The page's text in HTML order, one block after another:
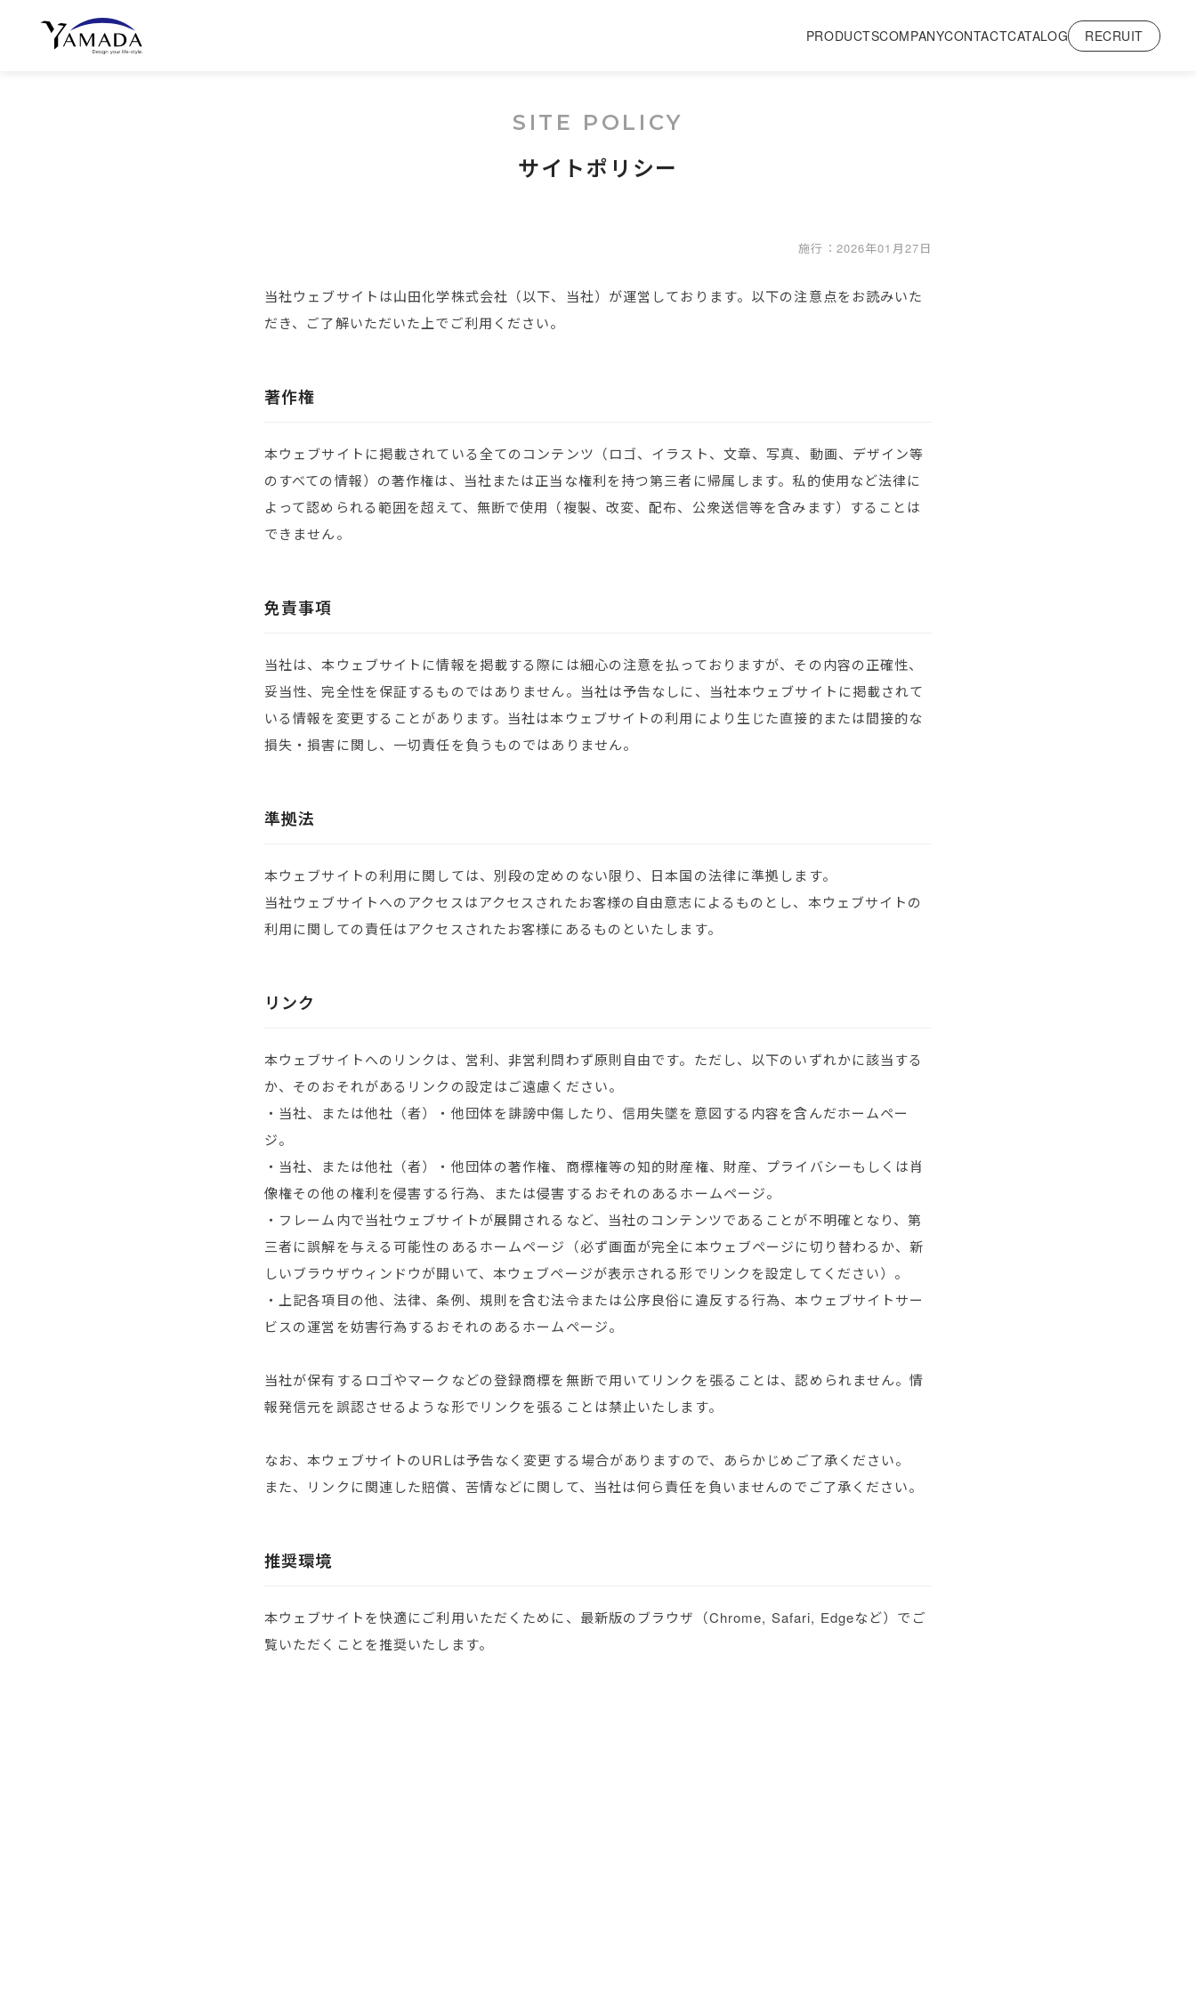
PRODUCTSCOMPANYCONTACTCATALOG RECRUIT
SITE POLICY
サイトポリシー
施行：2026年01月27日
当社ウェブサイトは山田化学株式会社（以下、当社）が運営しております。以下の注意点をお読みいた
だき、ご了解いただいた上でご利用ください。
著作権
本ウェブサイトに掲載されている全てのコンテンツ（ロゴ、イラスト、文章、写真、動画、デザイン等
のすべての情報）の著作権は、当社または正当な権利を持つ第三者に帰属します。私的使用など法律に
よって認められる範囲を超えて、無断で使用（複製、改変、配布、公衆送信等を含みます）することは
できません。
免責事項
当社は、本ウェブサイトに情報を掲載する際には細心の注意を払っておりますが、その内容の正確性、
妥当性、完全性を保証するものではありません。当社は予告なしに、当社本ウェブサイトに掲載されて
いる情報を変更することがあります。当社は本ウェブサイトの利用により生じた直接的または間接的な
損失・損害に関し、一切責任を負うものではありません。
準拠法
本ウェブサイトの利用に関しては、別段の定めのない限り、日本国の法律に準拠します。
当社ウェブサイトへのアクセスはアクセスされたお客様の自由意志によるものとし、本ウェブサイトの
利用に関しての責任はアクセスされたお客様にあるものといたします。
リンク
本ウェブサイトへのリンクは、営利、非営利問わず原則自由です。ただし、以下のいずれかに該当する
か、そのおそれがあるリンクの設定はご遠慮ください。
・当社、または他社（者）・他団体を誹謗中傷したり、信用失墜を意図する内容を含んだホームペー
ジ。
・当社、または他社（者）・他団体の著作権、商標権等の知的財産権、財産、プライバシーもしくは肖
像権その他の権利を侵害する行為、または侵害するおそれのあるホームページ。
・フレーム内で当社ウェブサイトが展開されるなど、当社のコンテンツであることが不明確となり、第
三者に誤解を与える可能性のあるホームページ（必ず画面が完全に本ウェブページに切り替わるか、新
しいブラウザウィンドウが開いて、本ウェブページが表示される形でリンクを設定してください）。
・上記各項目の他、法律、条例、規則を含む法令または公序良俗に違反する行為、本ウェブサイトサー
ビスの運営を妨害行為するおそれのあるホームページ。
当社が保有するロゴやマークなどの登録商標を無断で用いてリンクを張ることは、認められません。情
報発信元を誤認させるような形でリンクを張ることは禁止いたします。
なお、本ウェブサイトのURLは予告なく変更する場合がありますので、あらかじめご了承ください。
また、リンクに関連した賠償、苦情などに関して、当社は何ら責任を負いませんのでご了承ください。
推奨環境
本ウェブサイトを快適にご利用いただくために、最新版のブラウザ（Chrome, Safari, Edgeなど）でご
覧いただくことを推奨いたします。